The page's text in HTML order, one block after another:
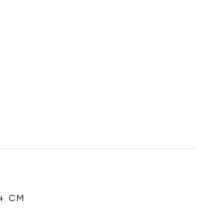
см